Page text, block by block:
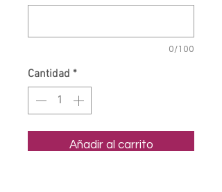
0/100
Cantidad *
Añadir al carrito